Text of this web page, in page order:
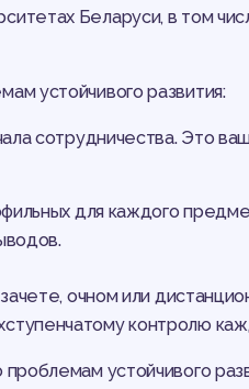
Беларуси, в том
устойчивого развития:
сотрудничества. Это
для каждого
очном или
контролю
устойчивого